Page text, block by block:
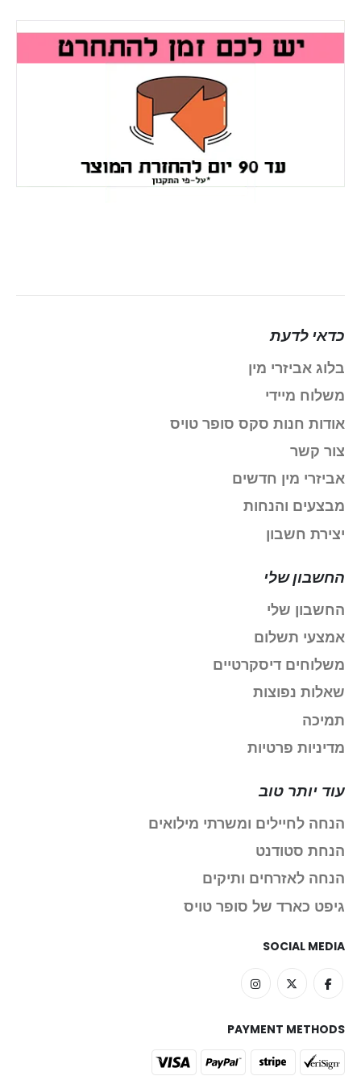
כדאי לדעת
בלוג אביזרי מין
משלוח מיידי
אודות חנות סקס סופר טויס
צור קשר
אביזרי מין חדשים
מבצעים והנחות
יצירת חשבון
החשבון שלי
החשבון שלי
אמצעי תשלום
משלוחים דיסקרטיים
שאלות נפוצות
תמיכה
מדיניות פרטיות
עוד יותר טוב
הנחה לחיילים ומשרתי מילואים
הנחת סטודנט
הנחה לאזרחים ותיקים
גיפט כארד של סופר טויס
SOCIAL MEDIA
PAYMENT METHODS